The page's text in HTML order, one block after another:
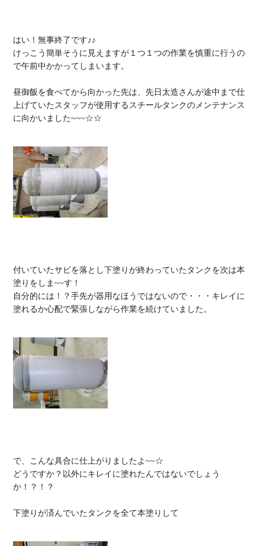
はい！無事終了です♪♪
けっこう簡単そうに見えますが１つ１つの作業を慎重に行うの
で午前中かかってしまいます。
昼御飯を食べてから向かった先は、先日太造さんが途中まで仕
上げていたスタッフが使用するスチールタンクのメンテナンス
に向かいました~~~☆☆
付いていたサビを落とし下塗りが終わっていたタンクを次は本
塗りをしま~~す！
自分的には！？手先が器用なほうではないので・・・キレイに
塗れるか心配で緊張しながら作業を続けていました。
で、こんな具合に仕上がりましたよ~~☆
どうですか？以外にキレイに塗れたんではないでしょう
か！？！？
下塗りが済んでいたタンクを全て本塗りして